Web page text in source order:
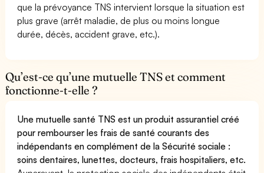
que la prévoyance TNS intervient lorsque la situation est
plus grave (arrêt maladie, de plus ou moins longue
durée, décès, accident grave, etc.).
Qu’est-ce qu’une mutuelle TNS et comment
fonctionne-t-elle ?
Une mutuelle santé TNS est un produit assurantiel créé
pour rembourser les frais de santé courants des
indépendants en complément de la Sécurité sociale :
soins dentaires, lunettes, docteurs, frais hospitaliers, etc.